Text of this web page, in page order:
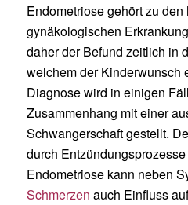
Endometriose gehört zu den
gynäkologischen
daher der Befund zeitlich in
welchem der Kinderwunsch
Diagnose wird in einigen
Zusammenhang mit einer
Schwangerschaft gestellt.
durch
Endometriose kann neben
Schmerzen auch Einfluss